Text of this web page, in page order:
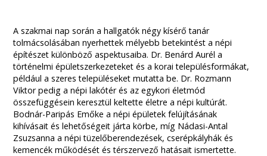
A szakmai nap során a hallgatók négy kísérő tanár
tolmácsolásában nyerhettek mélyebb betekintést a népi
építészet különböző aspektusaiba. Dr. Benárd Aurél a
történelmi épületszerkezeteket és a korai településformákat,
például a szeres településeket mutatta be. Dr. Rozmann
Viktor pedig a népi lakótér és az egykori életmód
összefüggésein keresztül keltette életre a népi kultúrát.
Bodnár-Paripás Emőke a népi épületek felújításának
kihívásait és lehetőségeit járta körbe, míg Nádasi-Antal
Zsuzsanna a népi tüzelőberendezések, cserépkályhák és
kemencék működését és térszervező hatásait ismertette.